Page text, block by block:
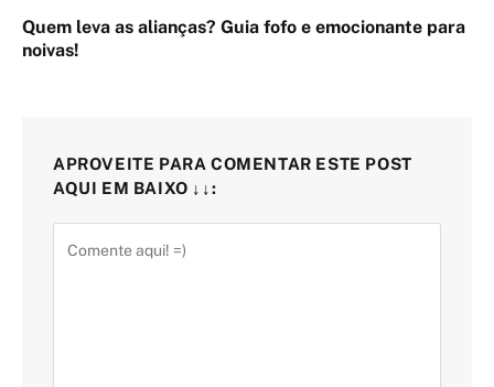
Quem leva as alianças? Guia fofo e emocionante para
noivas!
APROVEITE PARA COMENTAR ESTE POST
AQUI EM BAIXO ↓↓: